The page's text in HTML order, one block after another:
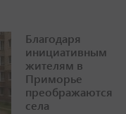
Благодаря
инициативным
жителям в
Приморье
преображаются
села